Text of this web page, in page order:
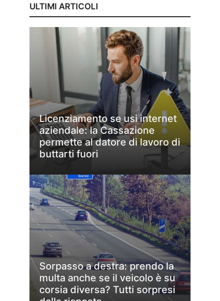
ULTIMI ARTICOLI
Licenziamento se usi internet
aziendale: la Cassazione
permette al datore di lavoro di
buttarti fuori
Sorpasso a destra: prendo la
multa anche se il veicolo è su
corsia diversa? Tutti sorpresi